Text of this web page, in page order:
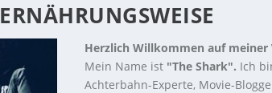
ERNÄHRUNGSWEISE
Herzlich Willkommen auf meiner
Mein Name ist "The Shark". Ich
Achterbahn-Experte, Movie-